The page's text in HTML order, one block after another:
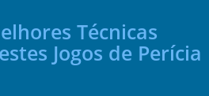
Técnicas
Jogos de Perícia